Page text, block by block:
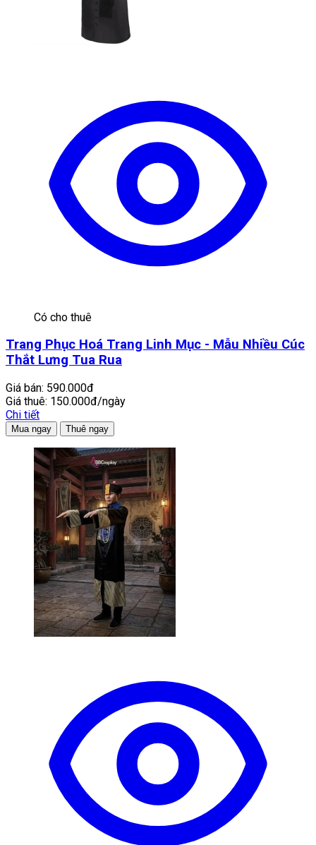
Có cho thuê
Trang Phục Hoá Trang Linh Mục - Mẫu Nhiều Cúc
Thắt Lưng Tua Rua
Giá bán: 590.000đ
Giá thuê: 150.000đ/ngày
Chi tiết
Mua ngay Thuê ngay